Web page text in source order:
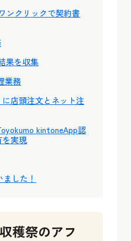
ンクリックで契約書
果を収集
業務
店頭注文とネット注
kintoneApp認
実現
した！
穫祭のアフ